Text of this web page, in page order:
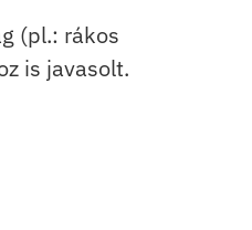
(pl.: rákos
is javasolt.